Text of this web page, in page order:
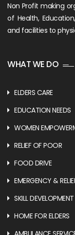
Non Profit making
of Health,
and facilities to
WHAT WE DO
ELDERS CARE
EDUCATION NEEDS
WOMEN
RELIEF OF POOR
FOOD DRIVE
EMERGENCY &
SKILL DEVELOPMENT
HOME FOR ELDERS